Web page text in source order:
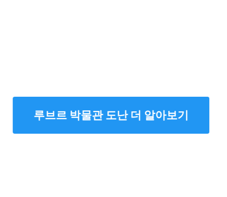
루브르 박물관 도난 더 알아보기